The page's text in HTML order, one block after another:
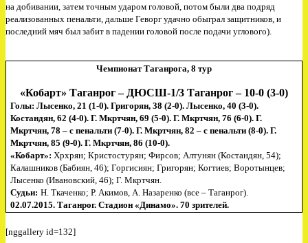
на добивании, затем точным ударом головой, потом были два подряд
реализованных пенальти, дальше Геворг удачно обыграл защитников, и
последний мяч был забит в падении головой после подачи углового).
Чемпионат Таганрога, 8 тур
«Кобарт» Таганрог – ДЮСШ-1/3 Таганрог – 10-0 (3-0)
Голы: Лысенко, 21 (1-0). Григорян, 38 (2-0). Лысенко, 40 (3-0).
Костандян, 62 (4-0). Г. Мкртчян, 69 (5-0). Г. Мкртчян, 76 (6-0). Г.
Мкртчян, 78 – с пенальти (7-0). Г. Мкртчян, 82 – с пенальти (8-0). Г.
Мкртчян, 85 (9-0). Г. Мкртчян, 86 (10-0).
«Кобарт»: Хрхрян; Кристостурян; Фирсов; Алтунян (Костандян, 54);
Калашников (Бабиян, 46); Горгисиян; Григорян; Когтиев; Воротынцев;
Лысенко (Ивановский, 46); Г. Мкртчян.
Судьи: Н. Ткаченко; Р. Акимов, А. Назаренко (все – Таганрог).
02.07.2015. Таганрог. Стадион «Динамо». 70 зрителей.
[nggallery id=132]